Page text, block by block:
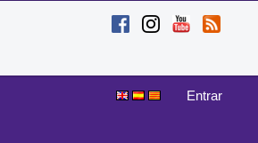
Entrar